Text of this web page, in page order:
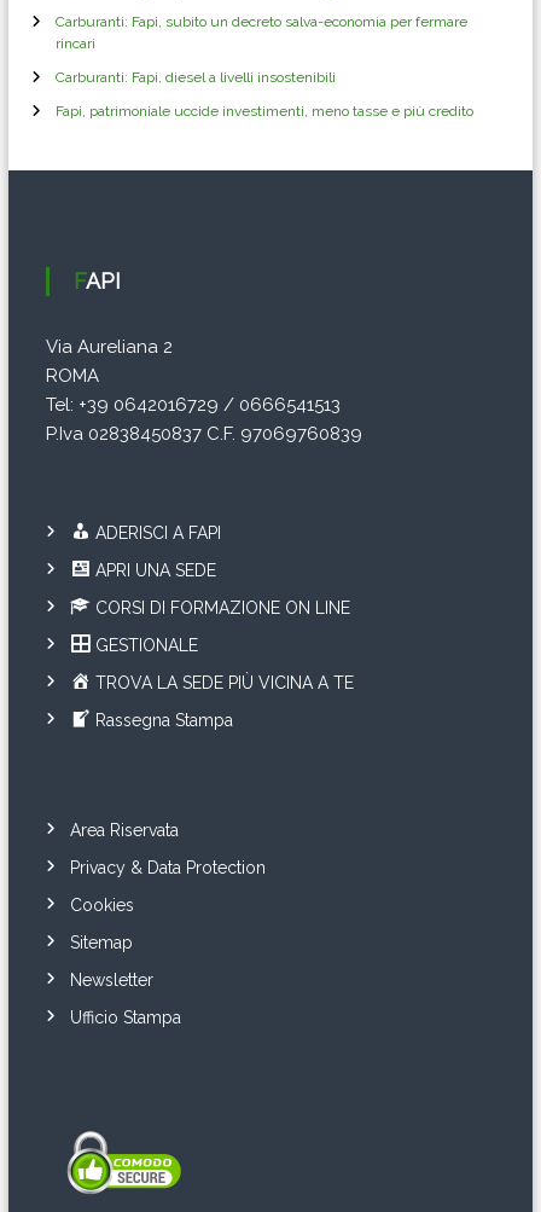
a
r
o
Carburanti: Fapi, subito un decreto salva-economia per fermare
rincari
Carburanti: Fapi, diesel a livelli insostenibili
Fapi, patrimoniale uccide investimenti, meno tasse e più credito
FAPI
Via Aureliana 2
ROMA
Tel: +39 0642016729 / 0666541513
P.Iva 02838450837 C.F. 97069760839
ADERISCI A FAPI
APRI UNA SEDE
CORSI DI FORMAZIONE ON LINE
GESTIONALE
TROVA LA SEDE PIÙ VICINA A TE
Rassegna Stampa
Area Riservata
Privacy & Data Protection
Cookies
Sitemap
Newsletter
Ufficio Stampa